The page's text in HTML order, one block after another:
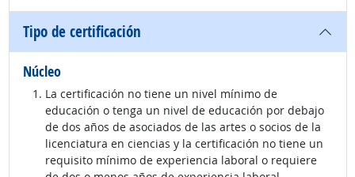
Tipo de certificación
Núcleo
La certificación no tiene un nivel mínimo de
educación o tenga un nivel de educación por debajo
de dos años de asociados de las artes o socios de la
licenciatura en ciencias y la certificación no tiene un
requisito mínimo de experiencia laboral o requiere